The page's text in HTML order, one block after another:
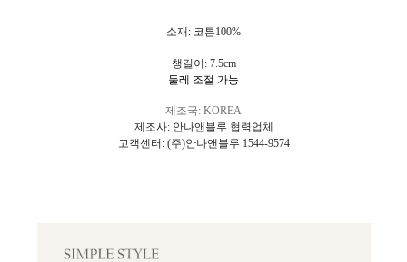
소재: 코튼100%
챙길이: 7.5cm
둘레 조절 가능
제조국: KOREA
제조사: 안나앤블루 협력업체
고객센터: (주)안나앤블루 1544-9574